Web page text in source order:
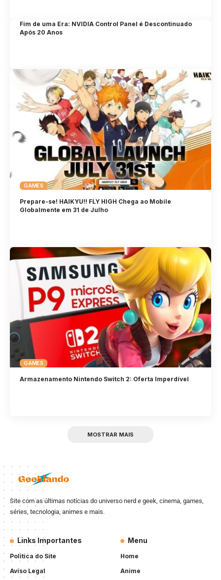
Fim de uma Era: NVIDIA Control Panel é Descontinuado
Após 20 Anos
GAMES
Prepare-se! HAIKYU!! FLY HIGH Chega ao Mobile
Globalmente em 31 de Julho
GAMES
Armazenamento Nintendo Switch 2: Oferta Imperdível
MOSTRAR MAIS
Site com as últimas notícias do universo nerd e geek, cinema, games,
séries, tecnologia, animes e mais.
Links Importantes
Politica do Site
Aviso Legal
Menu
Home
Anime